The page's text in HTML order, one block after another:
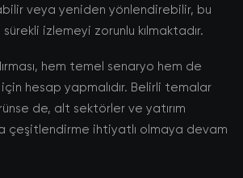
veya yeniden yönlendirebilir, bu
sürekli izlemeyi zorunlu kılmaktadır.
hem temel senaryo hem de
için hesap yapmalıdır. Belirli temalar
de, alt sektörler ve yatırım
çeşitlendirme ihtiyatlı olmaya devam